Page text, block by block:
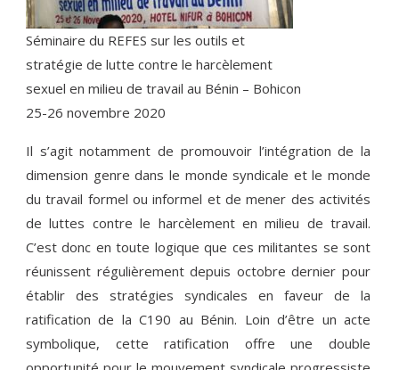
Séminaire du REFES sur les outils et
stratégie de lutte contre le harcèlement
sexuel en milieu de travail au Bénin – Bohicon
25-26 novembre 2020
Il s’agit notamment de promouvoir l’intégration de la
dimension genre dans le monde syndicale et le monde
du travail formel ou informel et de mener des activités
de luttes contre le harcèlement en milieu de travail.
C’est donc en toute logique que ces militantes se sont
réunissent régulièrement depuis octobre dernier pour
établir des stratégies syndicales en faveur de la
ratification de la C190 au Bénin. Loin d’être un acte
symbolique, cette ratification offre une double